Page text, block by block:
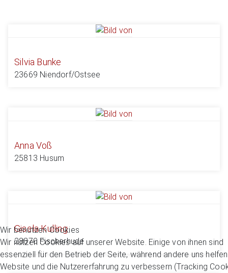
Silvia Bunke
23669 Niendorf/Ostsee
Anna Voß
25813 Husum
Gisela Kulling
28870 Fischerhude
Wir benutzen Cookies
Wir nutzen Cookies auf unserer Website. Einige von ihnen sind
essenziell für den Betrieb der Seite, während andere uns
Website und die Nutzererfahrung zu verbessern (Tracking